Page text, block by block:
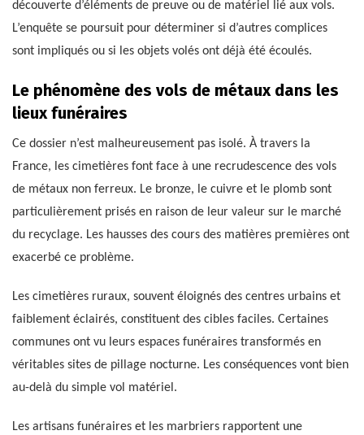
découverte d’éléments de preuve ou de matériel lié aux vols.
L’enquête se poursuit pour déterminer si d’autres complices
sont impliqués ou si les objets volés ont déjà été écoulés.
Le phénomène des vols de métaux dans les
lieux funéraires
Ce dossier n’est malheureusement pas isolé. À travers la
France, les cimetières font face à une recrudescence des vols
de métaux non ferreux. Le bronze, le cuivre et le plomb sont
particulièrement prisés en raison de leur valeur sur le marché
du recyclage. Les hausses des cours des matières premières ont
exacerbé ce problème.
Les cimetières ruraux, souvent éloignés des centres urbains et
faiblement éclairés, constituent des cibles faciles. Certaines
communes ont vu leurs espaces funéraires transformés en
véritables sites de pillage nocturne. Les conséquences vont bien
au-delà du simple vol matériel.
Les artisans funéraires et les marbriers rapportent une